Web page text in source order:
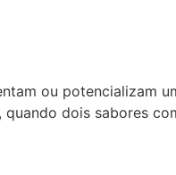
ou potencializam
dois sabores